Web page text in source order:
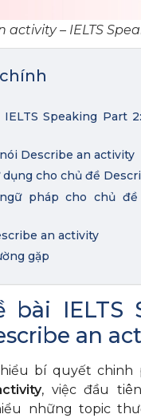
activity – IELTS
IELTS Speaking Part
Describe an activity
dụng cho chủ đề
pháp cho chủ đề
an activity
gặp
bài IELTS
an
bí quyết chinh
, việc đầu
những topic